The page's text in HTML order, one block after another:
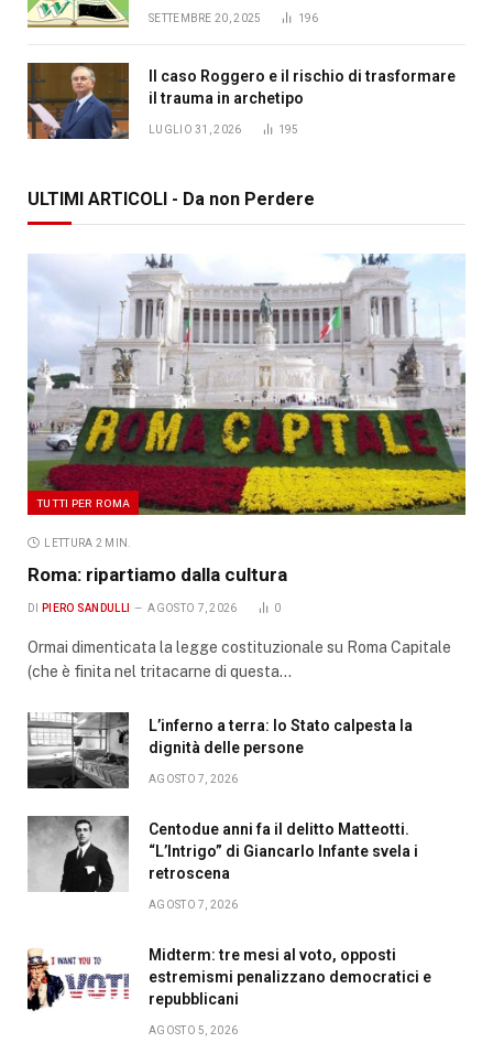
SETTEMBRE 20, 2025 196
Il caso Roggero e il rischio di trasformare
il trauma in archetipo
LUGLIO 31, 2026 195
ULTIMI ARTICOLI - Da non Perdere
TUTTI PER ROMA
LETTURA 2 MIN.
Roma: ripartiamo dalla cultura
DI PIERO SANDULLI AGOSTO 7, 2026 0
Ormai dimenticata la legge costituzionale su Roma Capitale
(che è finita nel tritacarne di questa…
L’inferno a terra: lo Stato calpesta la
dignità delle persone
AGOSTO 7, 2026
Centodue anni fa il delitto Matteotti.
“L’Intrigo” di Giancarlo Infante svela i
retroscena
AGOSTO 7, 2026
Midterm: tre mesi al voto, opposti
estremismi penalizzano democratici e
repubblicani
AGOSTO 5, 2026